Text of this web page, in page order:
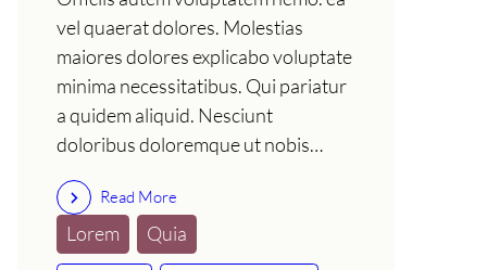
vel quaerat dolores. Molestias
maiores dolores explicabo voluptate
minima necessitatibus. Qui pariatur
a quidem aliquid. Nesciunt
doloribus doloremque ut nobis…
Read More
Lorem Quia